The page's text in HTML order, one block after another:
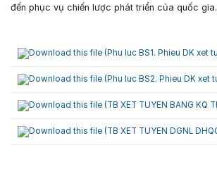
đến phục vụ chiến lược phát triển của quốc gia.